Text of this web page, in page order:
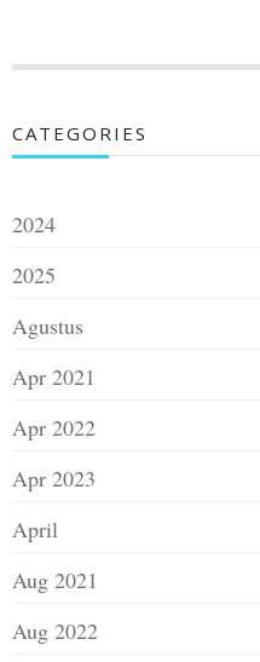
CATEGORIES
2024
2025
Agustus
Apr 2021
Apr 2022
Apr 2023
April
Aug 2021
Aug 2022